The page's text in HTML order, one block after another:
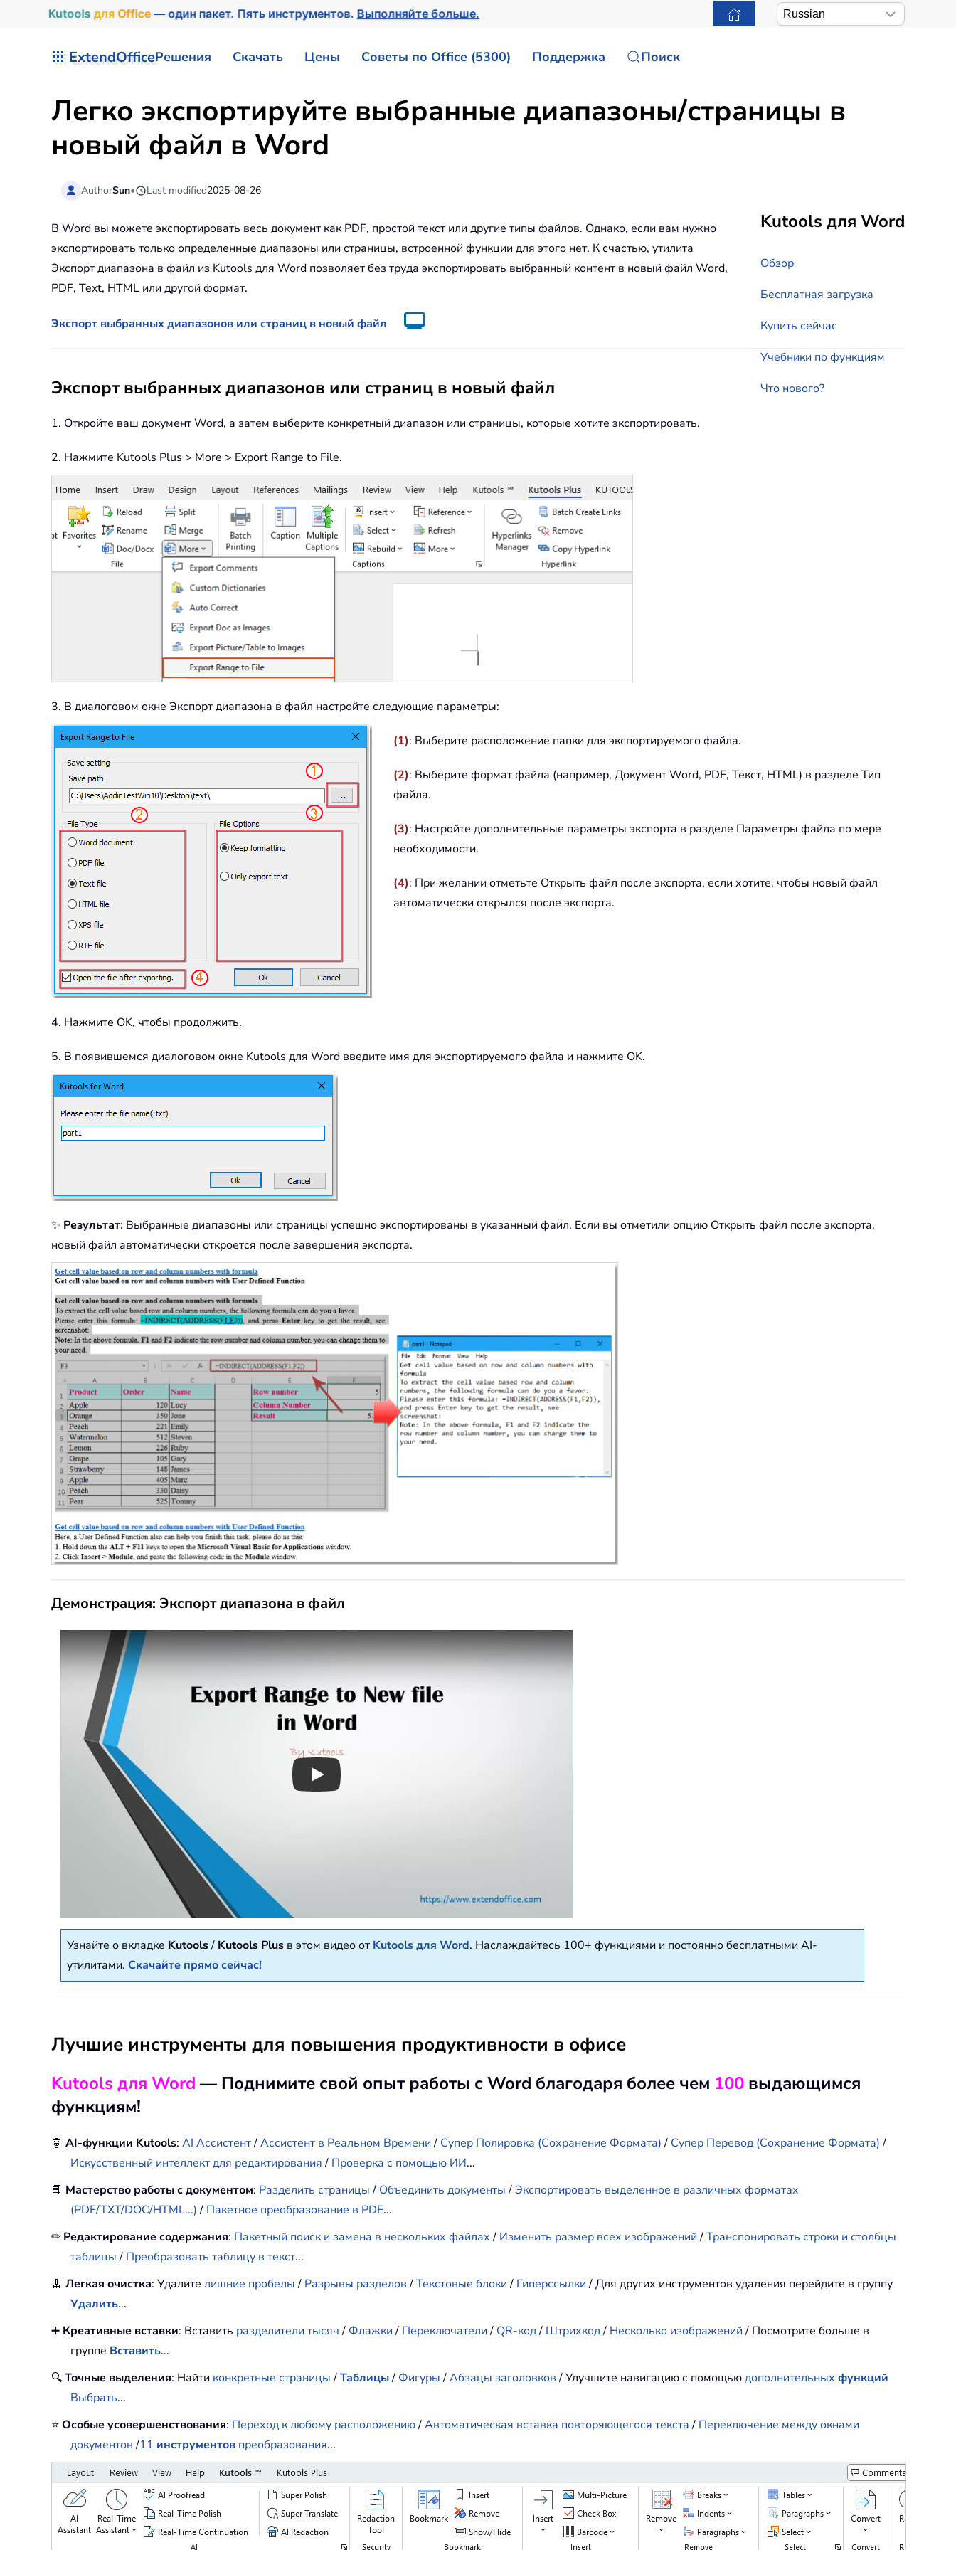
Kutools для Office— один пакет. Пять инструментов.Выполняйте больше.
ExtendOfficeРешения Скачать Цены Советы по Office (5300) Поддержка Поиск
Легко экспортируйте выбранные диапазоны/страницы в
новый файл в Word
AuthorSun• Last modified2025-08-26
Kutools для Word
Обзор
Бесплатная загрузка
Купить сейчас
Учебники по функциям
Что нового?
В Word вы можете экспортировать весь документ как PDF, простой текст или другие типы файлов. Однако, если вам нужно
экспортировать только определенные диапазоны или страницы, встроенной функции для этого нет. К счастью, утилита
Экспорт диапазона в файл из Kutools для Word позволяет без труда экспортировать выбранный контент в новый файл Word,
PDF, Text, HTML или другой формат.
Экспорт выбранных диапазонов или страниц в новый файл
Экспорт выбранных диапазонов или страниц в новый файл
1. Откройте ваш документ Word, а затем выберите конкретный диапазон или страницы, которые хотите экспортировать.
2. Нажмите Kutools Plus > More > Export Range to File.
3. В диалоговом окне Экспорт диапазона в файл настройте следующие параметры:
(1): Выберите расположение папки для экспортируемого файла.
(2): Выберите формат файла (например, Документ Word, PDF, Текст, HTML) в разделе Тип
файла.
(3): Настройте дополнительные параметры экспорта в разделе Параметры файла по мере
необходимости.
(4): При желании отметьте Открыть файл после экспорта, если хотите, чтобы новый файл
автоматически открылся после экспорта.
4. Нажмите OK, чтобы продолжить.
5. В появившемся диалоговом окне Kutools для Word введите имя для экспортируемого файла и нажмите OK.
✨ Результат: Выбранные диапазоны или страницы успешно экспортированы в указанный файл. Если вы отметили опцию Открыть файл после экспорта,
новый файл автоматически откроется после завершения экспорта.
Демонстрация: Экспорт диапазона в файл
Play
Узнайте о вкладке Kutools/ Kutools Plus в этом видео от Kutools для Word. Наслаждайтесь 100+ функциями и постоянно бесплатными AI-
утилитами. Скачайте прямо сейчас!
Лучшие инструменты для повышения продуктивности в офисе
Kutools для Word — Поднимите свой опыт работы с Word благодаря более чем 100 выдающимся
функциям!
🤖 AI-функции Kutools: AI Ассистент/Ассистент в Реальном Времени/ Супер Полировка (Сохранение Формата)/ Супер Перевод (Сохранение Формата)/
Искусственный интеллект для редактирования/ Проверка с помощью ИИ...
📘 Мастерство работы с документом: Разделить страницы/ Объединить документы/Экспортировать выделенное в различных форматах
(PDF/TXT/DOC/HTML...)/ Пакетное преобразование в PDF...
✏ Редактирование содержания: Пакетный поиск и замена в нескольких файлах/ Изменить размер всех изображений/Транспонировать строки и столбцы
таблицы/ Преобразовать таблицу в текст...
🧹 Легкая очистка: Удалите лишние пробелы/ Разрывы разделов/Текстовые блоки/ Гиперссылки/ Для других инструментов удаления перейдите в группу
Удалить...
➕ Креативные вставки: Вставить разделители тысяч/ Флажки/ Переключатели/ QR-код/ Штрихкод/ Несколько изображений/ Посмотрите больше в
группе Вставить...
🔍Точные выделения: Найти конкретные страницы/Таблицы/ Фигуры/Абзацы заголовков/ Улучшите навигацию с помощьюдополнительных функций
Выбрать...
⭐ Особые усовершенствования: Переход к любому расположению/Автоматическая вставка повторяющегося текста/ Переключение между окнами
документов/11 инструментов преобразования...